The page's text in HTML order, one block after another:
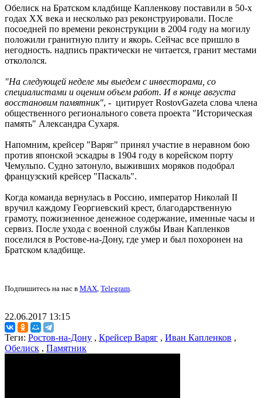
Обелиск на Братском кладбище Капленкову поставили в 50-х
годах ХХ века и несколько раз реконструировали. После
посоедней по времени реконструкции в 2004 году на могилу
положили гранитную плиту и якорь. Сейчас все пришло в
негодность. надпись практически не читается, гранит местами
откололся.
"На следующей неделе мы выедем с инвесторами, со
специалистами и оценим объем работ. И в конце августа
восстановим памятник", - цитирует RostovGazeta слова члена
общественного регионального совета проекта "Историческая
память" Александра Сухаря.
Напомним, крейсер "Варяг" принял участие в неравном бою
против японской эскадры в 1904 году в корейском порту
Чемульпо. Судно затонуло, выживших моряков подобрал
французский крейсер "Паскаль".
Когда команда вернулась в Россию, император Николай II
вручил каждому Георгиевский крест, благодарственную
грамоту, пожизненное денежное содержание, именные часы и
сервиз. После ухода с военной службы Иван Капленков
поселился в Ростове-на-Дону, где умер и был похоронен на
Братском кладбище.
Подпишитесь на нас в MAX, Telegram.
22.06.2017 13:15
Теги: Ростов-на-Дону , Крейсер Варяг , Иван Капленков ,
Обелиск , Памятник